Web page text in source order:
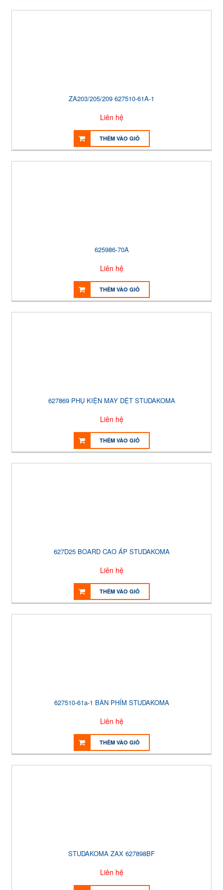
ZA203/205/209 627510-61A-1
Liên hệ
THÊM VÀO GIỎ
625986-70A
Liên hệ
THÊM VÀO GIỎ
627869 PHỤ KIỆN MAY DỆT STUDAKOMA
Liên hệ
THÊM VÀO GIỎ
627D25 BOARD CAO ÁP STUDAKOMA
Liên hệ
THÊM VÀO GIỎ
627510-61a-1 BÀN PHÍM STUDAKOMA
Liên hệ
THÊM VÀO GIỎ
STUDAKOMA ZAX 627898BF
Liên hệ